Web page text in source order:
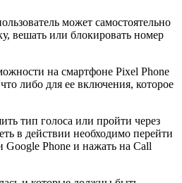
может самостоятельно
вешать или блокировать номер
на смартфоне Pixel Phone
либо для ее включения, которое
тип голоса или пройти через
в действии необходимо перейти
Phone и нажать на Call